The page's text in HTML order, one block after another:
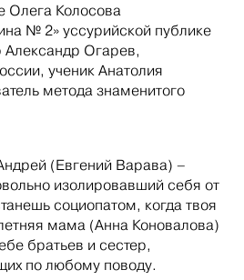
Олега Колосова
№ 2» уссурийской публике
Александр Огарев,
ученик Анатолия
метода знаменитого
(Евгений Варава) –
изолировавший себя от
социопатом, когда твоя
мама (Анна Коновалова)
братьев и сестер,
по любому поводу.